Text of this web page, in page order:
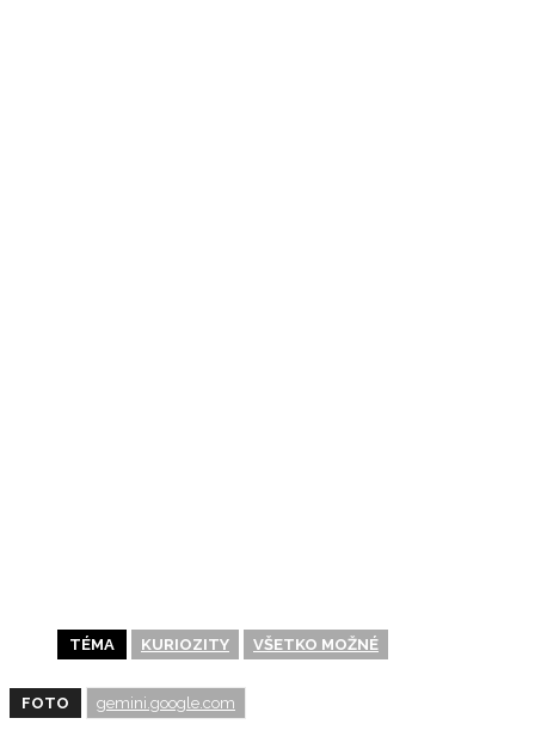
TÉMA KURIOZITY VŠETKO MOŽNÉ
FOTO gemini.google.com